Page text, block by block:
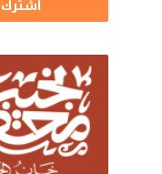
اشترك